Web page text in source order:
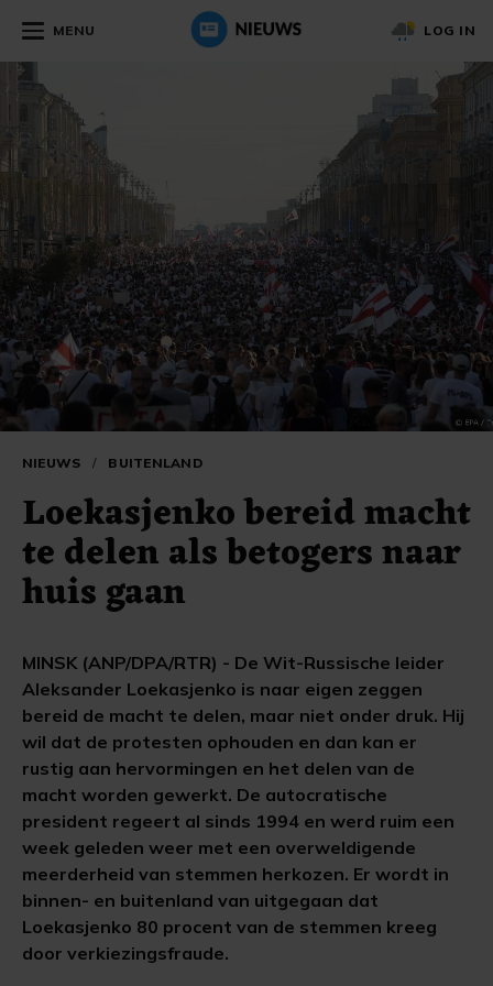
MENU LOG IN
NIEUWS / BUITENLAND
Loekasjenko bereid macht
te delen als betogers naar
huis gaan
MINSK (ANP/DPA/RTR) - De Wit-Russische leider
Aleksander Loekasjenko is naar eigen zeggen
bereid de macht te delen, maar niet onder druk. Hij
wil dat de protesten ophouden en dan kan er
rustig aan hervormingen en het delen van de
macht worden gewerkt. De autocratische
president regeert al sinds 1994 en werd ruim een
week geleden weer met een overweldigende
meerderheid van stemmen herkozen. Er wordt in
binnen- en buitenland van uitgegaan dat
Loekasjenko 80 procent van de stemmen kreeg
door verkiezingsfraude.